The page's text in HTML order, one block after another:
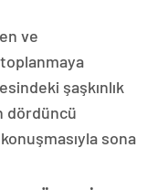
ve
şaşkınlık
dördüncü
sona